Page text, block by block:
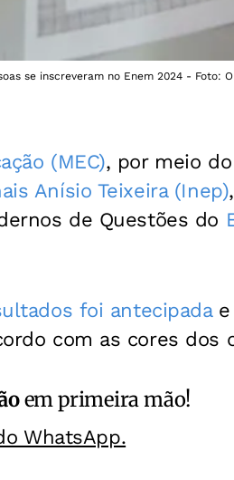
se inscreveram no Enem 2024 - Foto:
(MEC), por meio do
Anísio Teixeira (Inep)
de Questões do
foi antecipadae
com as cores dos
em primeira mão!
WhatsApp.